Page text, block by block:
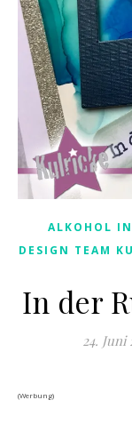
ALKOHOL
DESIGN TEAM
In der
24. Juni
(Werbung)